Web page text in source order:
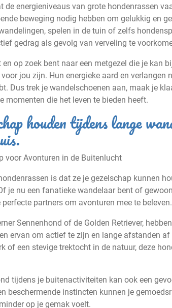
de energieniveaus van grote hondenrassen
beweging nodig hebben om gelukkig en
spelen in de tuin of zelfs
gedrag als gevolg van verveling te
op zoek bent naar een metgezel die je kan
jou zijn. Hun energieke aard en verlangen
Dus trek je wandelschoenen aan, maak je
momenten die het leven te bieden heeft.
houden tijdens lange
voor Avonturen in de Buitenlucht
is dat ze je gezelschap kunnen
je nu een fanatieke wandelaar bent of
partners om avonturen mee te beleven.
Sennenhond of de Golden Retriever,
ervan om actief te zijn en lange afstanden
of een stevige trektocht in de natuur, deze
tijdens je buitenactiviteiten kan ook een
beschermende instincten kunnen je
op je gemak voelt.